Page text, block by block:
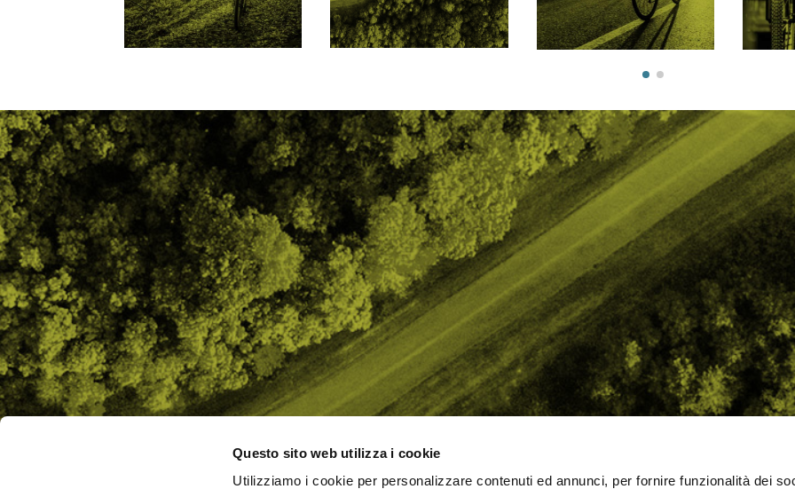
Questo sito web utilizza i cookie
Utilizziamo i cookie per personalizzare contenuti ed annunci, per fornire funzionalità dei